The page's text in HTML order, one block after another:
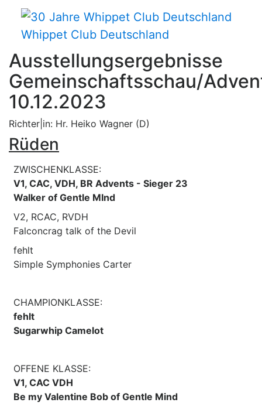
Whippet Club Deutschland
Ausstellungsergebnisse
Gemeinschaftsschau/
10.12.2023
Richter|in: Hr. Heiko Wagner (D)
Rüden
ZWISCHENKLASSE:
V1, CAC, VDH, BR Advents - Sieger 23
Walker of Gentle MInd
V2, RCAC, RVDH
Falconcrag talk of the Devil
fehlt
Simple Symphonies Carter
CHAMPIONKLASSE:
fehlt
Sugarwhip Camelot
OFFENE KLASSE:
V1, CAC VDH
Be my Valentine Bob of Gentle Mind